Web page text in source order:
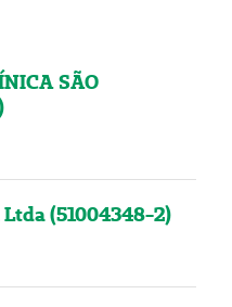
SÃO
(51004348-2)